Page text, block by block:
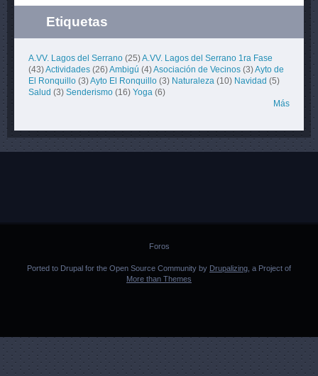
Etiquetas
A.VV. Lagos del Serrano (25)A.VV. Lagos del Serrano 1ra Fase
(43)Actividades (26)Ambigú (4)Asociación de Vecinos (3)Ayto de
El Ronquillo (3)Ayto El Ronquillo (3) Naturaleza (10) Navidad (5)
Salud (3) Senderismo (16) Yoga (6)
Más
Foros
Ported to Drupal for the Open Source Community by Drupalizing , a Project of
More than Themes